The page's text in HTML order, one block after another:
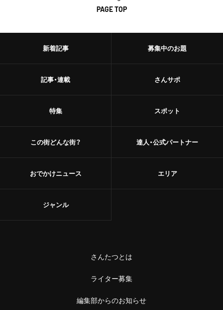
PAGE TOP
新着記事
記事・連載
特集
この街どんな街？
おでかけニュース
募集中のお題
さんサポ
スポット
達人・公式パートナー
エリア
ジャンル
さんたつとは
ライター募集
編集部からのお知らせ